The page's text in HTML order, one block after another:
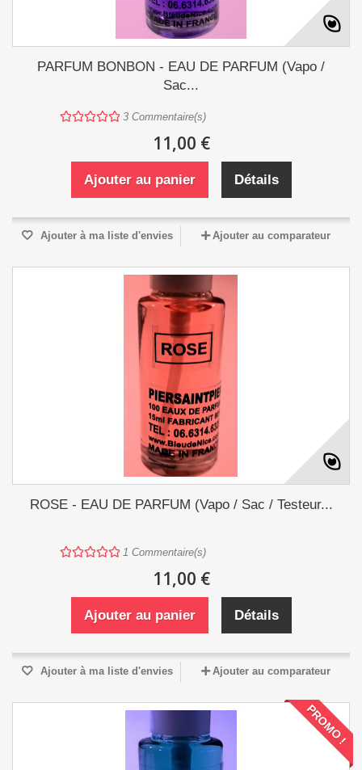
PARFUM BONBON - EAU DE PARFUM (Vapo /
Sac...
3 Commentaire(s)
11,00 €
Ajouter au panier Détails
Ajouter à ma liste d'envies Ajouter au comparateur
ROSE - EAU DE PARFUM (Vapo / Sac / Testeur...
1 Commentaire(s)
11,00 €
Ajouter au panier Détails
Ajouter à ma liste d'envies Ajouter au comparateur
PROMO !